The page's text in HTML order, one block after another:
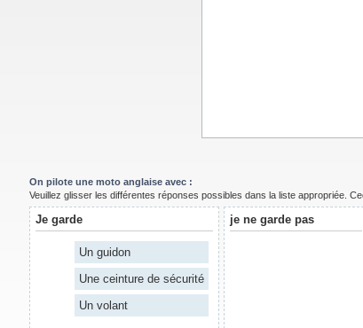
On pilote une moto anglaise avec :
Veuillez glisser les différentes réponses possibles dans la liste appropriée.
Je garde
Un guidon
Une ceinture de sécurité
Un volant
je ne garde pas